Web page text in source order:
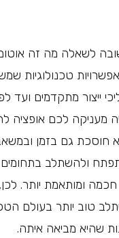
לשאלה מה זה
טכנולוגיות
ייצור מתקדמים ועד
מעניקה לכם אופציה
חוסכת גם בזמן
ולהשתלב בתחומים
ומותאמת יותר.
טוב יותר בעולם
שהיא מביאה איתה.